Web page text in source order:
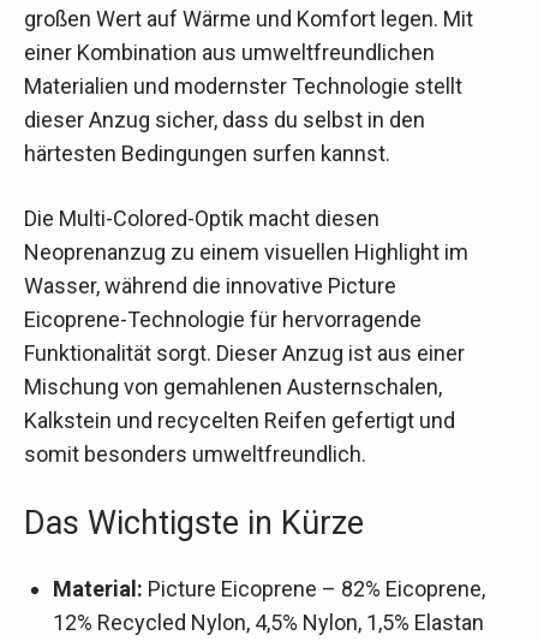
großen Wert auf Wärme und Komfort legen. Mit
einer Kombination aus umweltfreundlichen
Materialien und modernster Technologie stellt
dieser Anzug sicher, dass du selbst in den
härtesten Bedingungen surfen kannst.
Die Multi-Colored-Optik macht diesen
Neoprenanzug zu einem visuellen Highlight im
Wasser, während die innovative Picture
Eicoprene-Technologie für hervorragende
Funktionalität sorgt. Dieser Anzug ist aus einer
Mischung von gemahlenen Austernschalen,
Kalkstein und recycelten Reifen gefertigt und
somit besonders umweltfreundlich.
Das Wichtigste in Kürze
Material: Picture Eicoprene – 82% Eicoprene,
12% Recycled Nylon, 4,5% Nylon, 1,5% Elastan